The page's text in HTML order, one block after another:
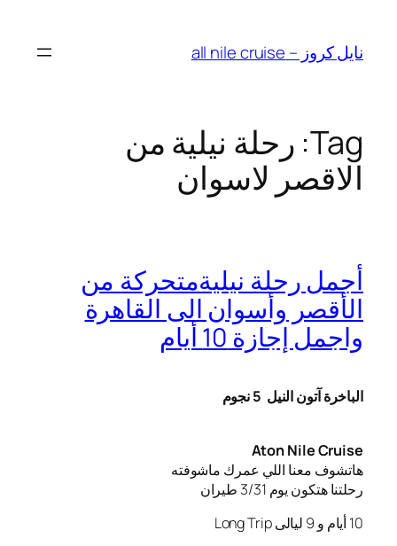
content
نايل كروز – all nile cruise
Tag: رحلة نيلية من
الاقصر لاسوان
أجمل رحلة نيليةمتحركة من
الأقصر وأسوان الى القاهرة
واجمل إجازة 10 أيام
الباخرة آتون النيل
Aton Nile Cruise
هاتشوف معنا اللي عمرك ماشوفته
رحلتنا هتكون يوم 3/31 طيران
10 أيام و 9 ليالى Long Trip